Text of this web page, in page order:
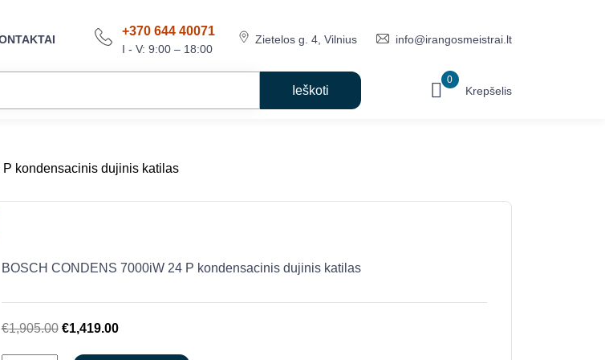
+370 644 40071
I - V: 9:00 – 18:00
Zietelos g. 4, Vilnius info@irangosmeistrai.lt
0
Krepšelis
kondensacinis dujinis katilas
BOSCH CONDENS 7000iW 24 P kondensacinis dujinis katilas
€1,905.00 Original
€1,419.00Current